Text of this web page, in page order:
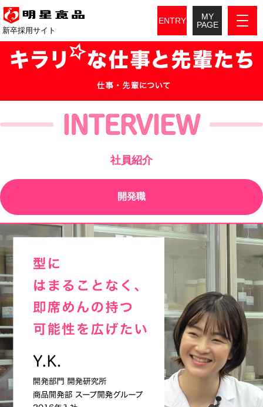
新卒採用サイト
ENTRY
MY
PAGE
社員紹介
開発職